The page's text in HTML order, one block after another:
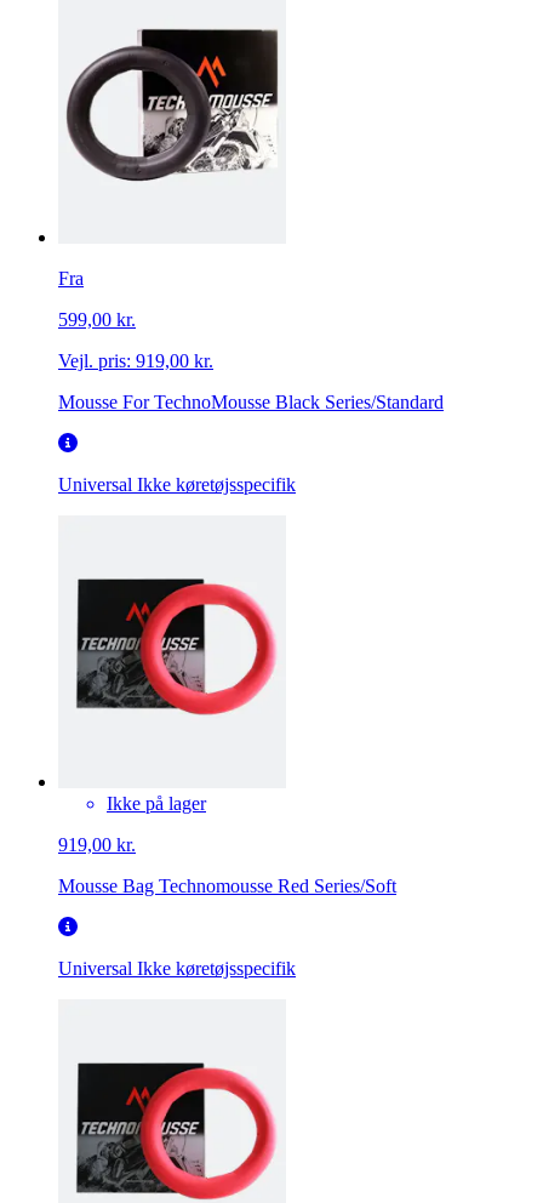
Fra
599,00 kr.
Vejl. pris: 919,00 kr.
Mousse For TechnoMousse Black Series/Standard
Universal Ikke køretøjsspecifik
Ikke på lager
919,00 kr.
Mousse Bag Technomousse Red Series/Soft
Universal Ikke køretøjsspecifik